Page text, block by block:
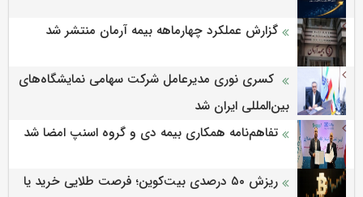
گزارش عملکرد چهارماهه بیمه آرمان منتشر شد
کسری نوری مدیرعامل شرکت سهامی نمایشگاه‌های
بین‌المللی ایران شد
تفاهم‌نامه همکاری بیمه دی و گروه اسنپ امضا شد
ریزش ۵۰ درصدی بیت‌کوین؛ فرصت طلایی خرید یا